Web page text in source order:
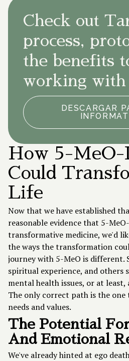
Check out
process,
the benefits
working with
DESCARGAR
How 5-
Could
Life
Now that we have established
reasonable evidence that 5-
transformative medicine, we'd
the ways the transformation
journey with 5-MeO is different.
spiritual experience, and others
mental health issues, or at least,
The only correct path is the
needs and values.
The Potential
And Emotional
We've already hinted at ego